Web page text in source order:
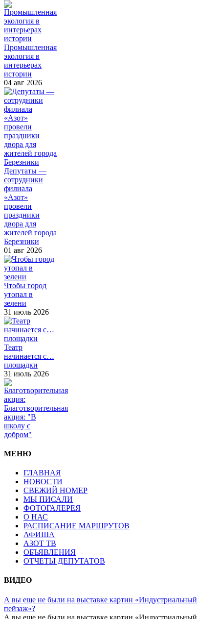
Промышленная
экология в
интерьерах
истории
04 авг 2026
Депутаты —
сотрудники
филиала
«Азот»
провели
праздники
двора для
жителей города
Березники
01 авг 2026
Чтобы город
утопал в
зелени
31 июль 2026
Театр
начинается с…
площадки
31 июль 2026
Благотворительная
акция: "В
школу с
добром"
МЕНЮ
ГЛАВНАЯ
НОВОСТИ
СВЕЖИЙ НОМЕР
МЫ ПИСАЛИ
ФОТОГАЛЕРЕЯ
О НАС
РАСПИСАНИЕ МАРШРУТОВ
АФИША
АЗОТ ТВ
ОБЪЯВЛЕНИЯ
ОТЧЕТЫ ДЕПУТАТОВ
ВИДЕО
А вы еще не были на выставке картин «Индустриальный
пейзаж»?
А вы еще не были на выставке картин «Индустриальный